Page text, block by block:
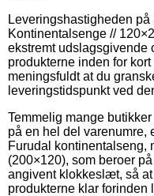
Leveringshastigheden
Kontinentalsenge //
ekstremt udslagsgivende
produkterne inden for
meningsfuldt at du
leveringstidspunkt ved
Temmelig mange
på en hel del varenumre,
Furudal kontinentalseng,
(200×120), som beroer
angivent klokkeslæt, så
produkterne klar forinden